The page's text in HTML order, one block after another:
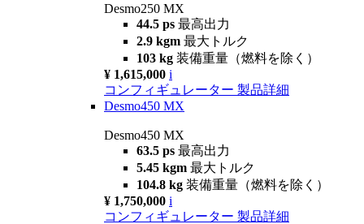
Desmo250 MX
44.5 ps 最高出力
2.9 kgm 最大トルク
103 kg 装備重量（燃料を除く）
¥ 1,615,000 i
コンフィギュレーター 製品詳細
Desmo450 MX
Desmo450 MX
63.5 ps 最高出力
5.45 kgm 最大トルク
104.8 kg 装備重量（燃料を除く）
¥ 1,750,000 i
コンフィギュレーター 製品詳細